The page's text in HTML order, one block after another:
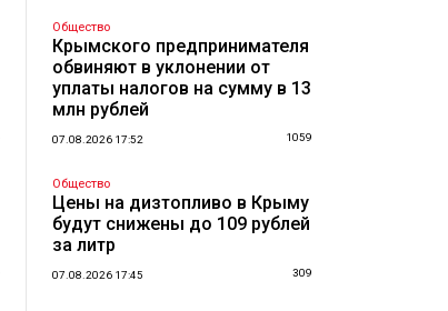
Общество
Крымского предпринимателя
обвиняют в уклонении от
уплаты налогов на сумму в 13
млн рублей
07.08.2026 17:52 1059
Общество
Цены на дизтопливо в Крыму
будут снижены до 109 рублей
за литр
07.08.2026 17:45 309